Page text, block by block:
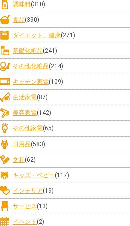
調味料(310)
食品(390)
ダイエット、健康(271)
基礎化粧品(241)
その他化粧品(214)
キッチン家電(109)
生活家電(87)
美容家電(142)
その他家電(65)
日用品(583)
文具(62)
キッズ・ベビー(117)
インテリア(19)
サービス(13)
イベント (2)